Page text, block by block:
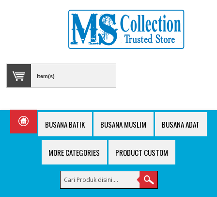
Item(s)
BUSANA BATIK BUSANA MUSLIM BUSANA ADAT
MORE CATEGORIES PRODUCT CUSTOM